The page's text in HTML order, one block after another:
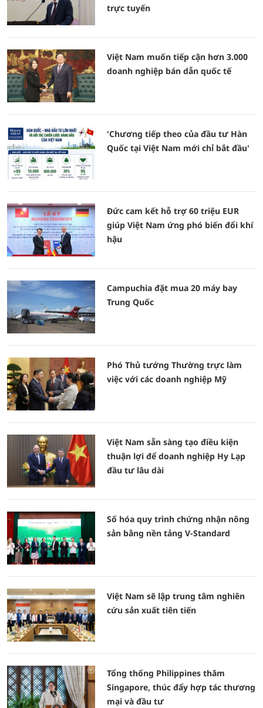
trực tuyến
Việt Nam muốn tiếp cận hơn 3.000
doanh nghiệp bán dẫn quốc tế
'Chương tiếp theo của đầu tư Hàn
Quốc tại Việt Nam mới chỉ bắt đầu'
Đức cam kết hỗ trợ 60 triệu EUR
giúp Việt Nam ứng phó biến đổi khí
hậu
Campuchia đặt mua 20 máy bay
Trung Quốc
Phó Thủ tướng Thường trực làm
việc với các doanh nghiệp Mỹ
Việt Nam sẵn sàng tạo điều kiện
thuận lợi để doanh nghiệp Hy Lạp
đầu tư lâu dài
Số hóa quy trình chứng nhận nông
sản bằng nền tảng V-Standard
Việt Nam sẽ lập trung tâm nghiên
cứu sản xuất tiên tiến
Tổng thống Philippines thăm
Singapore, thúc đẩy hợp tác thương
mại và đầu tư